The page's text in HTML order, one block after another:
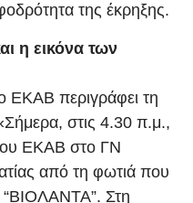
της έκρηξης.
η εικόνα των
ΕΚΑΒ περιγράφει τη
στις 4.30 π.μ.,
ΕΚΑΒ στο ΓΝ
από τη φωτιά που
“ΒΙΟΛΑΝΤΑ”. Στη